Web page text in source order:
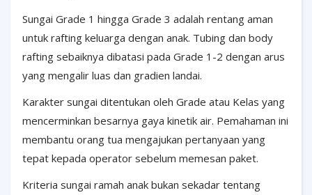
Sungai Grade 1 hingga Grade 3 adalah rentang aman
untuk rafting keluarga dengan anak. Tubing dan body
rafting sebaiknya dibatasi pada Grade 1-2 dengan arus
yang mengalir luas dan gradien landai.
Karakter sungai ditentukan oleh Grade atau Kelas yang
mencerminkan besarnya gaya kinetik air. Pemahaman ini
membantu orang tua mengajukan pertanyaan yang
tepat kepada operator sebelum memesan paket.
Kriteria sungai ramah anak bukan sekadar tentang